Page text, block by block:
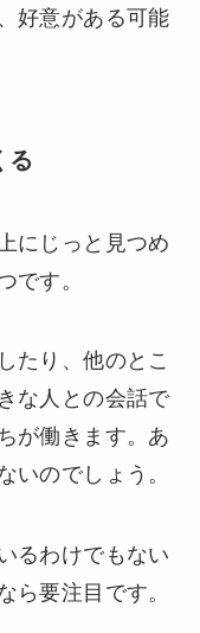
好意がある可能
る
にじっと見つめ
です。
たり、他のとこ
な人との会話で
が働きます。あ
いのでしょう。
るわけでもない
ら要注目です。